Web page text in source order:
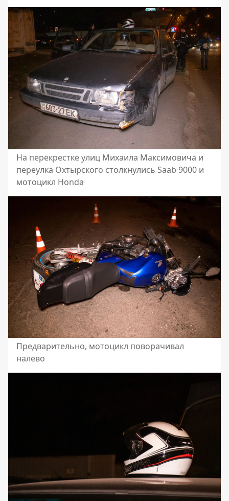
На перекрестке улиц Михаила Максимовича и
переулка Охтырского столкнулись Saab 9000 и
мотоцикл Honda
Предварительно, мотоцикл поворачивал
налево